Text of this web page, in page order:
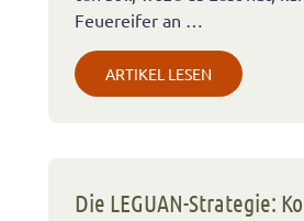
Feuereifer an …
ARTIKEL LESEN
Die LEGUAN-Strategie: